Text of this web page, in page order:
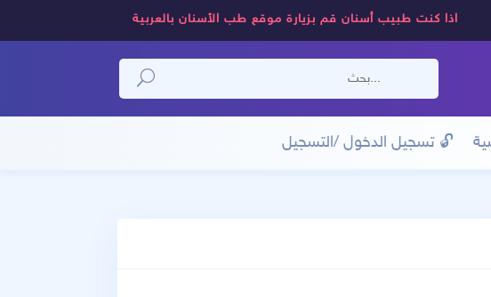
اذا كنت طبيب أسنان قم بزيارة موقع طب الأسنان بالعربية
🔓تسجيل الدخول /التسجيل